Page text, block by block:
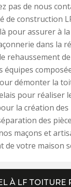
pas de nous
de construction
pour assurer à
dans la
rehaussement
équipes
démonter la
pour réaliser
la création
des
maçons et
de votre maison
À LF TOITURE